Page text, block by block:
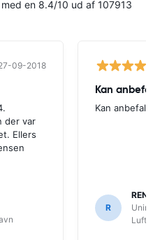
en 8.4/10 ud af 107913
09-2018
der var
Ellers
Kan
Kan
R